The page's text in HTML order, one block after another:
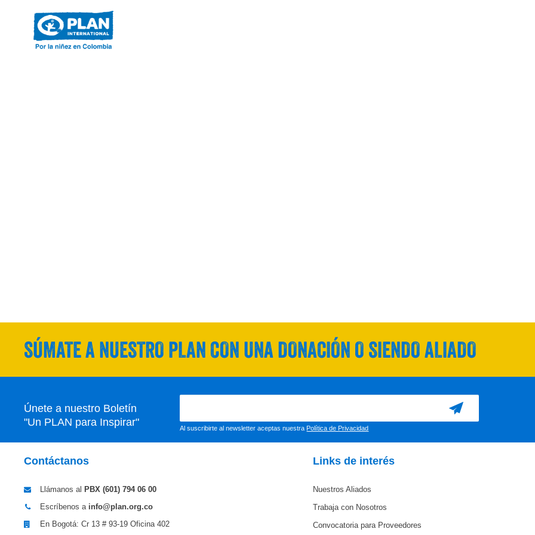
SÚMATE A NUESTRO PLAN CON UNA DONACIÓN O SIENDO ALIADO
Únete a nuestro Boletín
"Un PLAN para Inspirar"
Al suscribirte al newsletter aceptas nuestra Política de Privacidad
Contáctanos
Llámanos al PBX (601) 794 06 00
Escríbenos a info@plan.org.co
En Bogotá: Cr 13 # 93-19 Oficina 402
Links de interés
Nuestros Aliados
Trabaja con Nosotros
Convocatoria para Proveedores